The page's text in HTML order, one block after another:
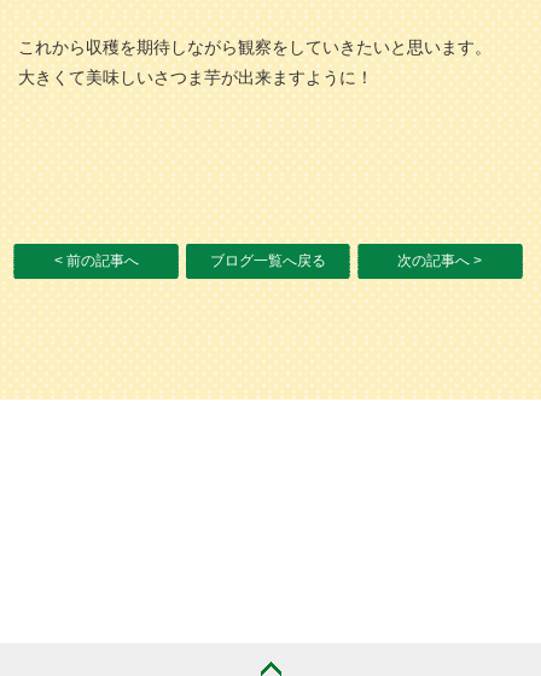
これから収穫を期待しながら観察をしていきたいと思います。
大きくて美味しいさつま芋が出来ますように！
< 前の記事へ ブログ一覧へ戻る 次の記事へ >